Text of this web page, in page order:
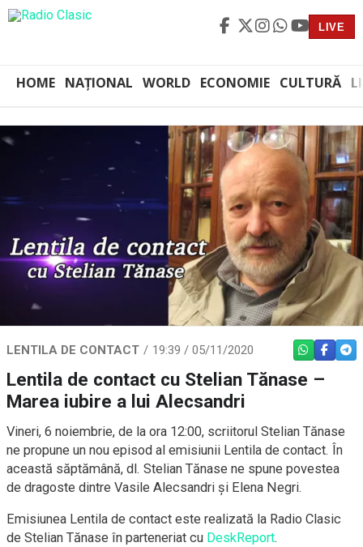
LIVE
HOME NAȚIONAL WORLD ECONOMIE CULTURĂ
LENTILA DE CONTACT 19:39 / 05/11/2020 WHATSAPP
Lentila de contact cu Stelian Tănase –
Marea iubire a lui Alecsandri
Vineri, 6 noiembrie, de la ora 12:00, scriitorul Stelian Tănase
ne propune un nou episod al emisiunii Lentila de contact. În
această săptămână, dl. Stelian Tănase ne spune povestea
de dragoste dintre Vasile Alecsandri și Elena Negri.
Emisiunea Lentila de contact este realizată la Radio Clasic
de Stelian Tănase în parteneriat cu DeskReport.